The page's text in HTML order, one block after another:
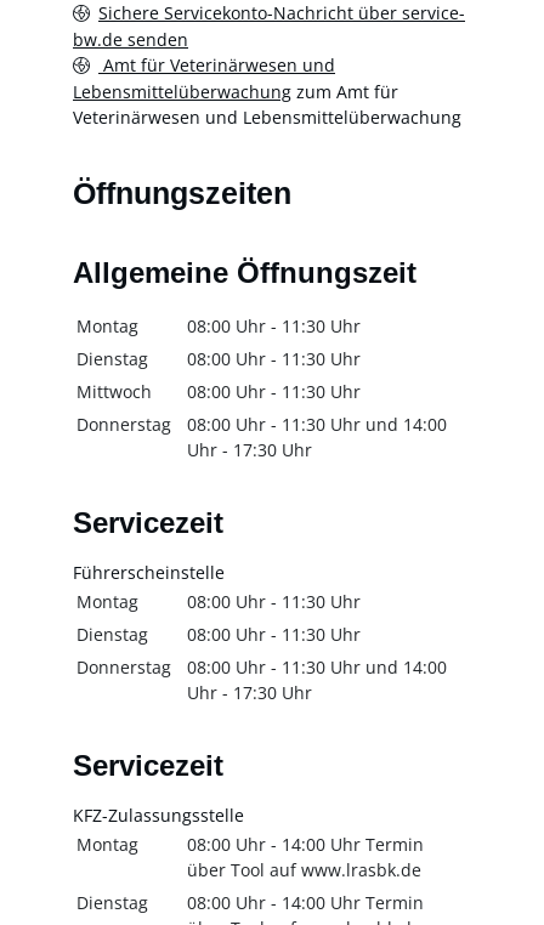
Sichere Servicekonto-Nachricht über service-
bw.de senden
Amt für Veterinärwesen und
Lebensmittelüberwachung zum Amt für
Veterinärwesen und Lebensmittelüberwachung
Öffnungszeiten
Allgemeine Öffnungszeit
Montag 08:00 Uhr - 11:30 Uhr
Dienstag
08:00 Uhr - 11:30 Uhr
Mittwoch
08:00 Uhr - 11:30 Uhr
Donnerstag
08:00 Uhr - 11:30 Uhr und 14:00
Uhr - 17:30 Uhr
Servicezeit
Führerscheinstelle
Montag
08:00 Uhr - 11:30 Uhr
Dienstag
08:00 Uhr - 11:30 Uhr
Donnerstag
08:00 Uhr - 11:30 Uhr und 14:00
Uhr - 17:30 Uhr
Servicezeit
KFZ-Zulassungsstelle
Montag
08:00 Uhr - 14:00 Uhr Termin
über Tool auf www.lrasbk.de
Dienstag
08:00 Uhr - 14:00 Uhr Termin